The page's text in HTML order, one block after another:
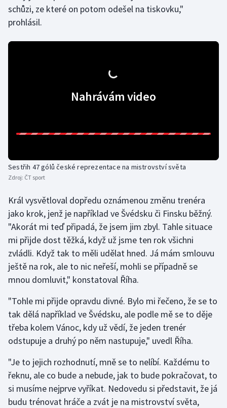
schůzi, ze které on potom odešel na tiskovku,"
prohlásil.
Nahrávám video
Sestřih 47 gólů české reprezentace na mistrovství světa
Zdroj: ČT sport
Král vysvětloval dopředu oznámenou změnu trenéra
jako krok, jenž je například ve Švédsku či Finsku běžný.
"Akorát mi teď připadá, že jsem jim zbyl. Tahle situace
mi přijde dost těžká, když už jsme ten rok všichni
zvládli. Když tak to měli udělat hned. Já mám smlouvu
ještě na rok, ale to nic neřeší, mohli se případně se
mnou domluvit," konstatoval Říha.
"Tohle mi přijde opravdu divné. Bylo mi řečeno, že se to
tak dělá například ve Švédsku, ale podle mě se to děje
třeba kolem Vánoc, kdy už vědí, že jeden trenér
odstupuje a druhý po něm nastupuje," uvedl Říha.
"Je to jejich rozhodnutí, mně se to nelíbí. Každému to
řeknu, ale co bude a nebude, jak to bude pokračovat, to
si musíme nejprve vyříkat. Nedovedu si představit, že já
budu trénovat hráče a zvát je na mistrovství světa,